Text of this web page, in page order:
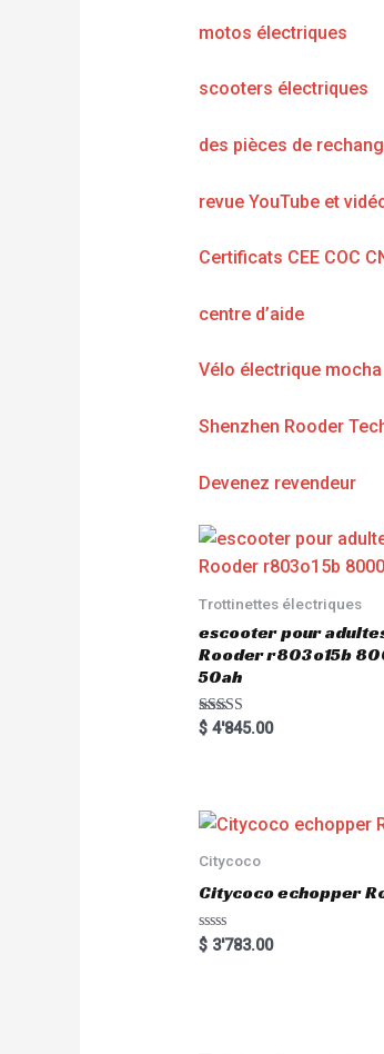
motos électriques
scooters électriques
des pièces de
revue YouTube et
Certificats CEE COC
centre d’aide
Vélo électrique mocha
Shenzhen Rooder
Devenez revendeur
Trottinettes électriques
escooter pour
Rooder r803o15b
50ah
Rated
5.00
$4'845.00
Citycoco
Citycoco echopper
R
a
$3'783.00